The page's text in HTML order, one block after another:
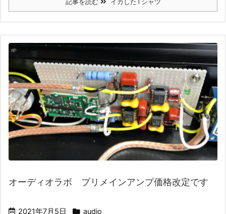
オーディオラボ プリメインアンプ価格改定です
2021年7月5日 audio